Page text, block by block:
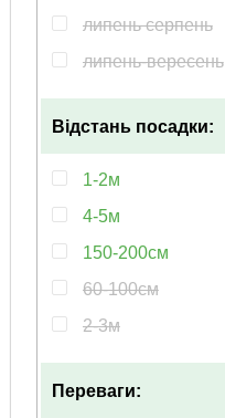
липень серпень
липень-вересень
червень
травень-червень
травень-жовтень
травень-вересень
повторноквітуча
травень
березень-травень
квітень-липень
Відстань посадки:
1-2м
4-5м
150-200см
60-100см
2-3м
5-6м
3-5м
Переваги: